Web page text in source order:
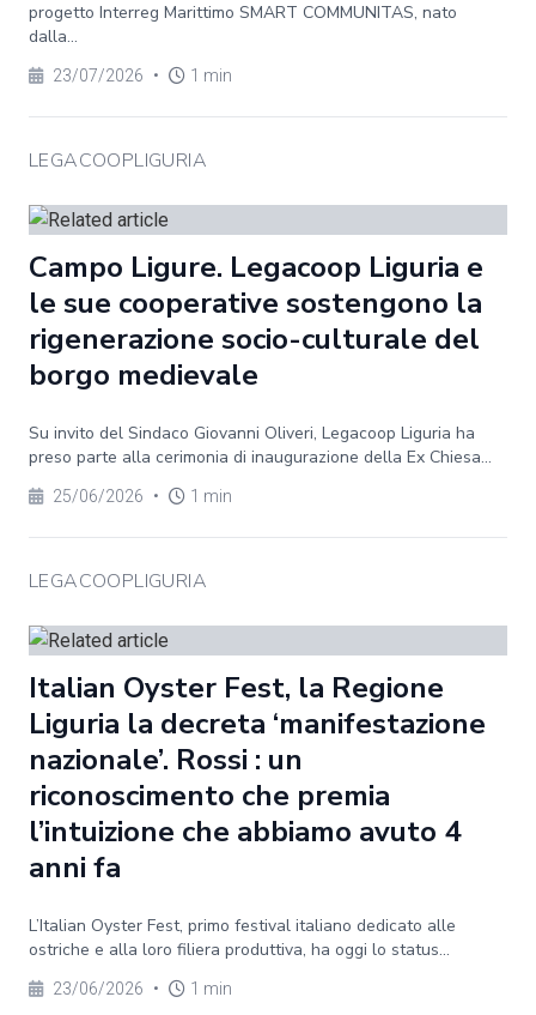
progetto Interreg Marittimo SMART COMMUNITAS, nato
dalla...
23/07/2026 • 1 min
LEGACOOPLIGURIA
Campo Ligure. Legacoop Liguria e
le sue cooperative sostengono la
rigenerazione socio-culturale del
borgo medievale
Su invito del Sindaco Giovanni Oliveri, Legacoop Liguria ha
preso parte alla cerimonia di inaugurazione della Ex Chiesa...
25/06/2026 • 1 min
LEGACOOPLIGURIA
Italian Oyster Fest, la Regione
Liguria la decreta ‘manifestazione
nazionale’. Rossi : un
riconoscimento che premia
l’intuizione che abbiamo avuto 4
anni fa
L’Italian Oyster Fest, primo festival italiano dedicato alle
ostriche e alla loro filiera produttiva, ha oggi lo status...
23/06/2026 • 1 min